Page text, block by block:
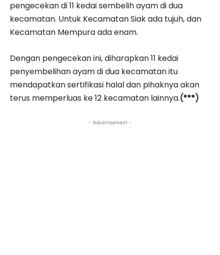
pengecekan di 11 kedai sembelih ayam di dua
kecamatan. Untuk Kecamatan Siak ada tujuh, dan
Kecamatan Mempura ada enam.
Dengan pengecekan ini, diharapkan 11 kedai
penyembelihan ayam di dua kecamatan itu
mendapatkan sertifikasi halal dan pihaknya akan
terus memperluas ke 12 kecamatan lainnya.(***)
- Advertisement -